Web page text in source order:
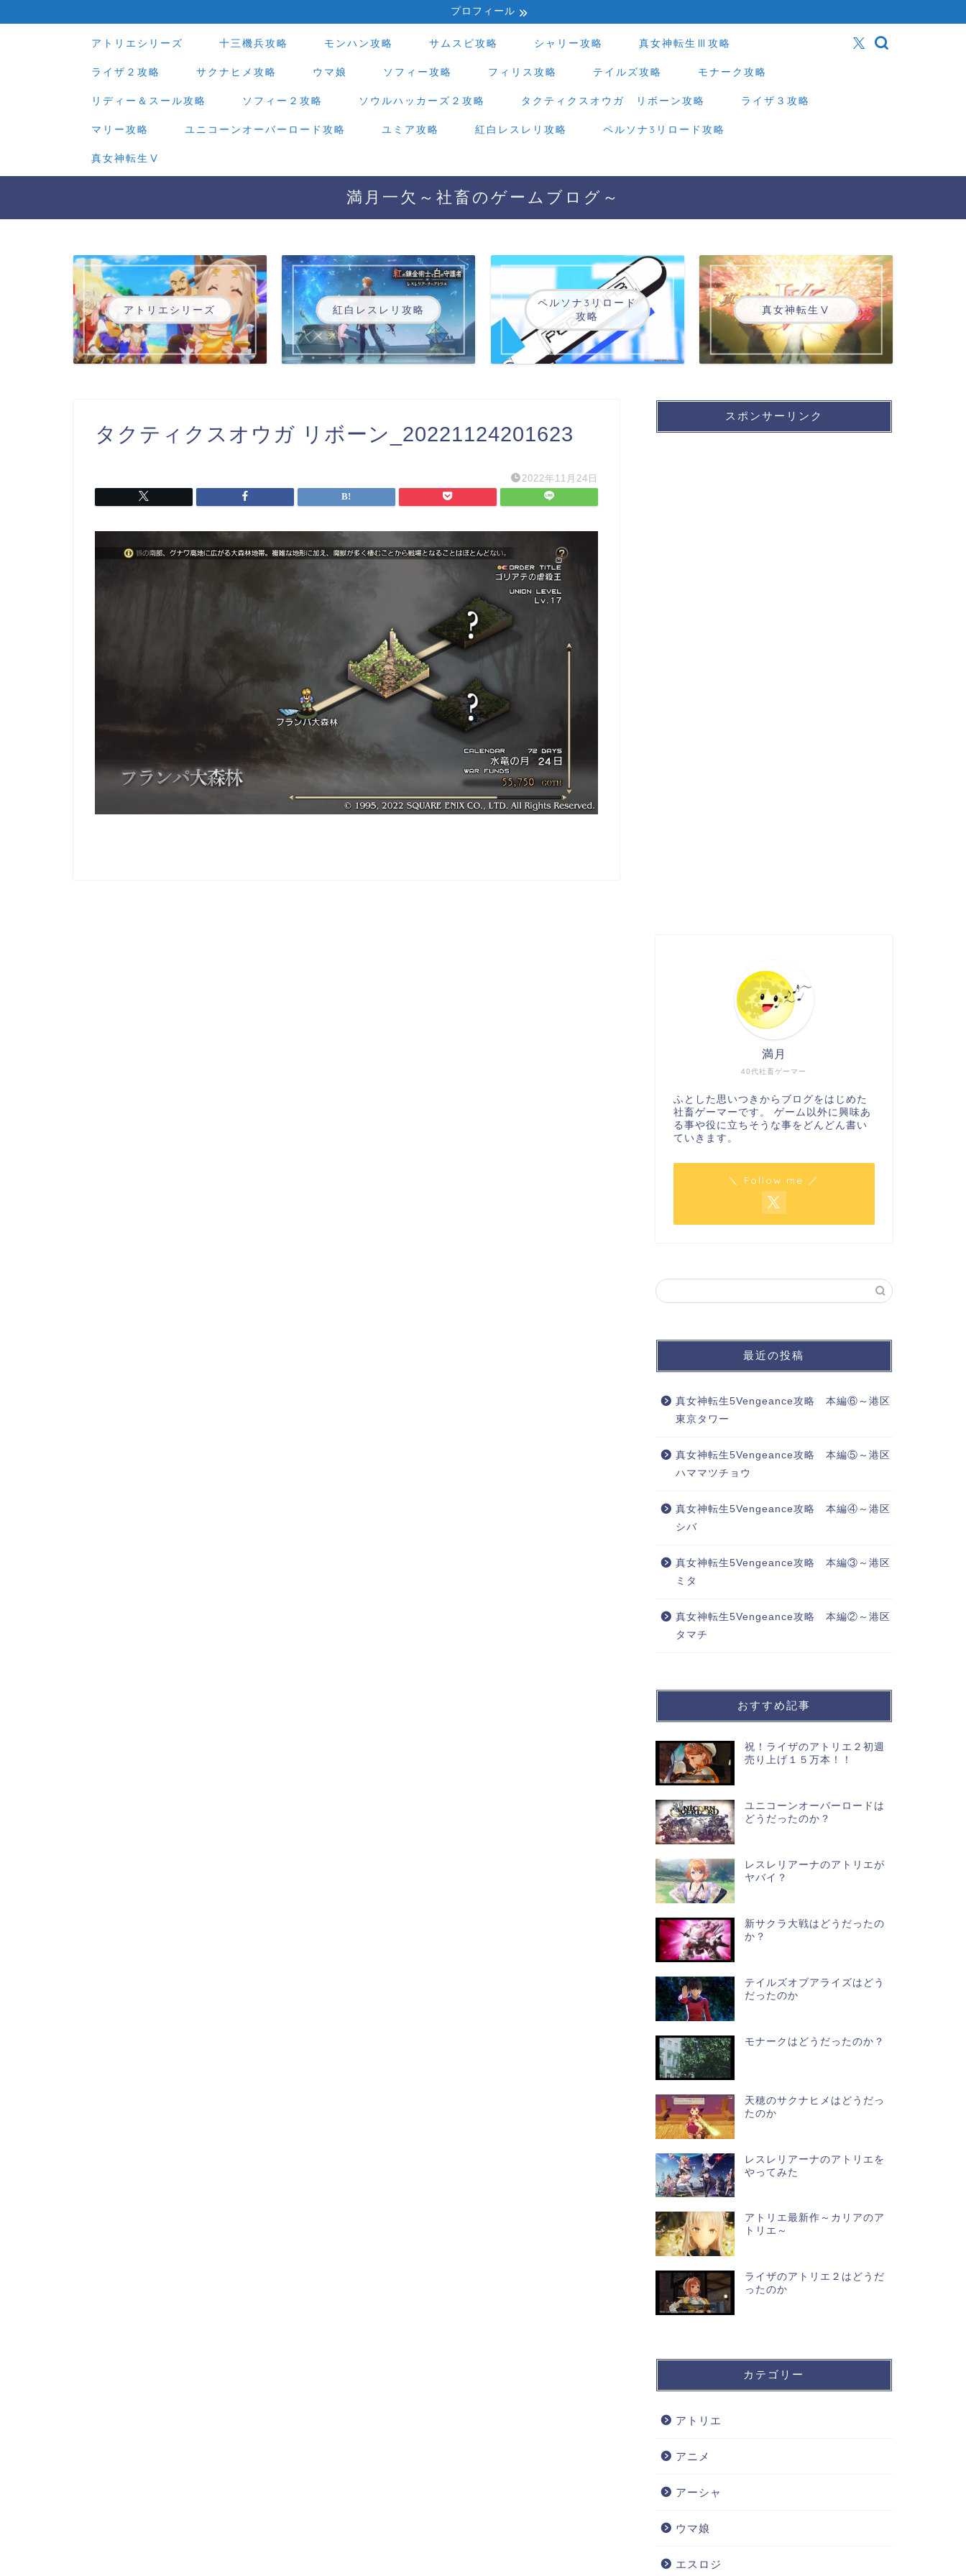
プロフィール
アトリエシリーズ 十三機兵攻略 モンハン攻略 サムスピ攻略 シャリー攻略 真女神転生Ⅲ攻略
ライザ２攻略 サクナヒメ攻略 ウマ娘 ソフィー攻略 フィリス攻略 テイルズ攻略 モナーク攻略
リディー＆スール攻略 ソフィー２攻略 ソウルハッカーズ２攻略 タクティクスオウガ リボーン攻略 ライザ３攻略
マリー攻略 ユニコーンオーバーロード攻略 ユミア攻略 紅白レスレリ攻略 ペルソナ3リロード攻略
真女神転生Ⅴ
満月一欠～社畜のゲームブログ～
アトリエシリーズ 紅白レスレリ攻略
ペルソナ3リロード
攻略
真女神転生Ⅴ
タクティクスオウガ リボーン_20221124201623
2022年11月24日
スポンサーリンク
40代社畜ゲーマー
満月
ふとした思いつきからブログをはじめた
社畜ゲーマーです。 ゲーム以外に興味あ
る事や役に立ちそうな事をどんどん書い
ていきます。
＼ Follow me ／
最近の投稿
真女神転生5Vengeance攻略 本編⑥～港区
東京タワー
真女神転生5Vengeance攻略 本編⑤～港区
ハママツチョウ
真女神転生5Vengeance攻略 本編④～港区
シバ
真女神転生5Vengeance攻略 本編③～港区
ミタ
真女神転生5Vengeance攻略 本編②～港区
タマチ
おすすめ記事
祝！ライザのアトリエ２初週
売り上げ１５万本！！
ユニコーンオーバーロードは
どうだったのか？
レスレリアーナのアトリエが
ヤバイ？
新サクラ大戦はどうだったの
か？
テイルズオブアライズはどう
だったのか
モナークはどうだったのか？
天穂のサクナヒメはどうだっ
たのか
レスレリアーナのアトリエを
やってみた
アトリエ最新作～カリアのア
トリエ～
ライザのアトリエ２はどうだ
ったのか
カテゴリー
アトリエ
アニメ
アーシャ
ウマ娘
エスロジ